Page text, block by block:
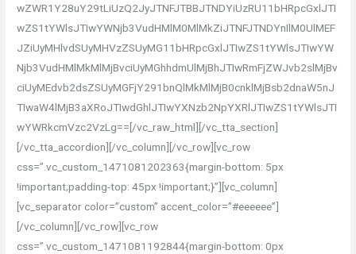
wZWR1Y28uY29tLiUzQ2JyJTNFJTBBJTNDYiUzRU11bHRpcGxlJTI
wZS1tYWlsJTIwYWNjb3VudHMlM0MlMkZiJTNFJTNDYnIlM0UlMEF
JZiUyMHlvdSUyMHVzZSUyMG11bHRpcGxlJTIwZS1tYWlsJTIwYW
Njb3VudHMlMkMlMjBvciUyMGhhdmUlMjBhJTIwRmFjZWJvb2slMjBv
ciUyMEdvb2dsZSUyMGFjY291bnQlMkMlMjB0cnklMjBsb2dnaW5nJ
TIwaW4lMjB3aXRoJTIwdGhlJTIwYXNzb2NpYXRlJTIwZS1tYWlsJTI
wYWRkcmVzc2VzLg==[/vc_raw_html][/vc_tta_section]
[/vc_tta_accordion][/vc_column][/vc_row][vc_row
css=”.vc_custom_1471081202363{margin-bottom: 5px
!important;padding-top: 45px !important;}”][vc_column]
[vc_separator color=”custom” accent_color=”#eeeeee”]
[/vc_column][/vc_row][vc_row
css=”.vc_custom_1471081192844{margin-bottom: 0px